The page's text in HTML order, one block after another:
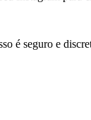
é seguro e